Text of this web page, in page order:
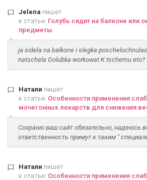
Jelena пишет
к статье: Голубь сидит на балконе или
предметы
ja sidela na balkone i slegka
natschela Golubka workowat.K tschemu eto?
Натали пишет
к статье: Особенности применения
мочегонных лекарств для снижения
Сохраню ваш сайт обязательно, надеюсь
ответственность примут к таким "
Натали пишет
к статье: Особенности применения